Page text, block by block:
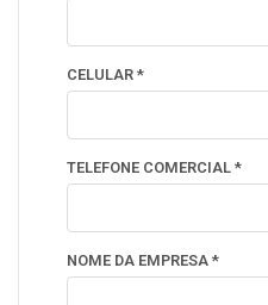
CELULAR *
TELEFONE COMERCIAL *
NOME DA EMPRESA *